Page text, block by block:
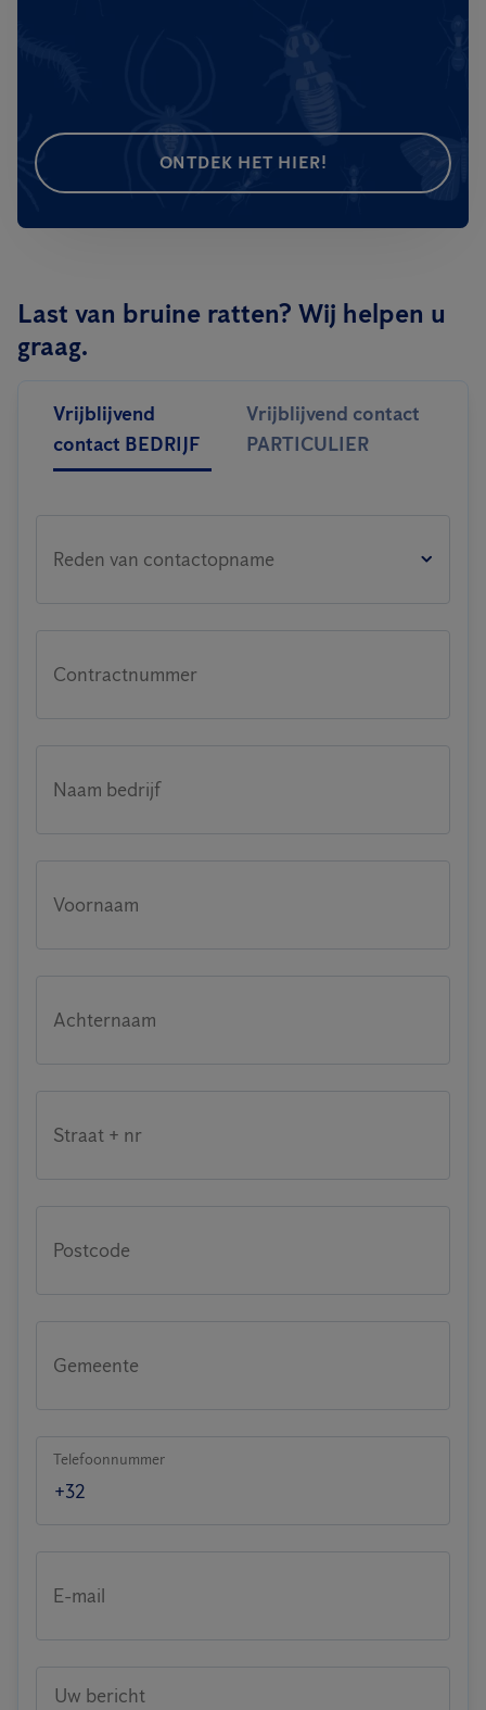
ONTDEK HET HIER!
Last van bruine ratten? Wij helpen u
graag.
Vrijblijvend
contact BEDRIJF
Vrijblijvend contact
PARTICULIER
Reden van contactopname
Contractnummer
Naam bedrijf
Voornaam
Achternaam
Straat + nr
Postcode
Gemeente
Telefoonnummer
E-mail
Uw bericht